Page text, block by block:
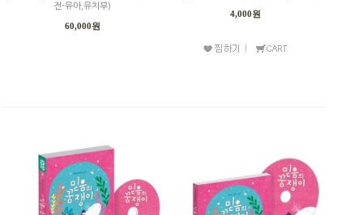
전-유아,유치부)
60,000원
4,000원